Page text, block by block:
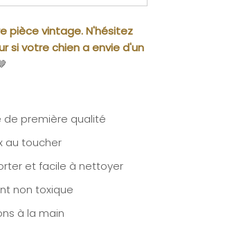
pièce vintage. N'hésitez
si votre chien a envie d'un
de première qualité
au toucher
et facile à nettoyer
non toxique
à la main